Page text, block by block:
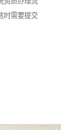
时需要提交